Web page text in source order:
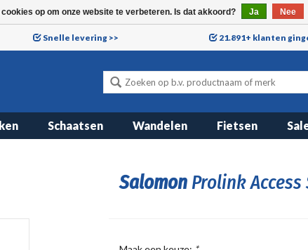
Snelle levering >> 21.891+ klanten
Schaatsen Wandelen Fietsen
Salomon Prolink Access
cookies op om onze website te verbeteren. Is dat akkoord? Ja Nee